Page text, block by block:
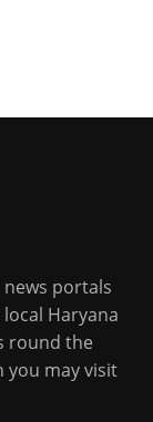
portals
Haryana
round the
you may visit